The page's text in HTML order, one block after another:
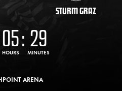
STURM GRAZ
05
HOURS
: 29
MINUTES
ARENA